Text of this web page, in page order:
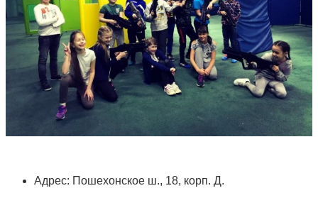
Адрес: Пошехонское ш., 18, корп. Д.